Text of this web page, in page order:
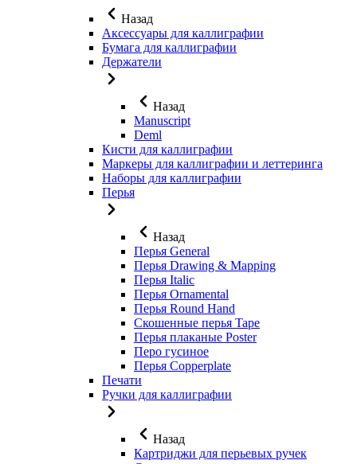
Назад
Аксессуары для каллиграфии
Бумага для каллиграфии
Держатели
Назад
Manuscript
Deml
Кисти для каллиграфии
Маркеры для каллиграфии и леттеринга
Наборы для каллиграфии
Перья
Назад
Перья General
Перья Drawing & Mapping
Перья Italic
Перья Ornamental
Перья Round Hand
Скошенные перья Tape
Перья плаканые Poster
Перо гусиное
Перья Copperplate
Печати
Ручки для каллиграфии
Назад
Картриджи для перьевых ручек